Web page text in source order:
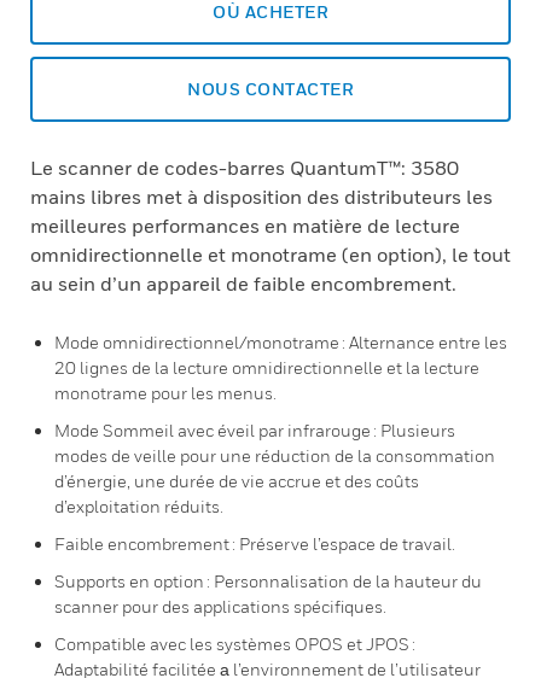
OÙ ACHETER
NOUS CONTACTER
Le scanner de codes-barres QuantumT™: 3580
mains libres met à disposition des distributeurs les
meilleures performances en matière de lecture
omnidirectionnelle et monotrame (en option), le tout
au sein d’un appareil de faible encombrement.
Mode omnidirectionnel/monotrame : Alternance entre les
20 lignes de la lecture omnidirectionnelle et la lecture
monotrame pour les menus.
Mode Sommeil avec éveil par infrarouge : Plusieurs
modes de veille pour une réduction de la consommation
d’énergie, une durée de vie accrue et des coûts
d’exploitation réduits.
Faible encombrement : Préserve l’espace de travail.
Supports en option : Personnalisation de la hauteur du
scanner pour des applications spécifiques.
Compatible avec les systèmes OPOS et JPOS :
Adaptabilité facilitée а l’environnement de l’utilisateur